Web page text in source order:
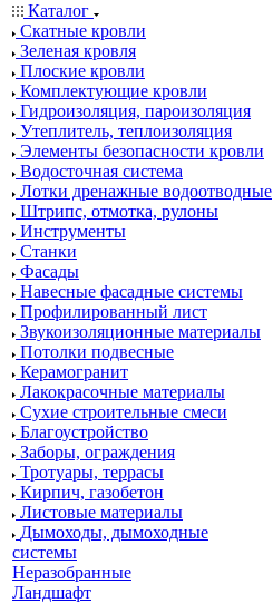
Каталог
Скатные кровли
Зеленая кровля
Плоские кровли
Комплектующие кровли
Гидроизоляция, пароизоляция
Утеплитель, теплоизоляция
Элементы безопасности кровли
Водосточная система
Лотки дренажные водоотводные
Штрипс, отмотка, рулоны
Инструменты
Станки
Фасады
Навесные фасадные системы
Профилированный лист
Звукоизоляционные материалы
Потолки подвесные
Керамогранит
Лакокрасочные материалы
Сухие строительные смеси
Благоустройство
Заборы, ограждения
Тротуары, террасы
Кирпич, газобетон
Листовые материалы
Дымоходы, дымоходные
системы
Неразобранные
Ландшафт